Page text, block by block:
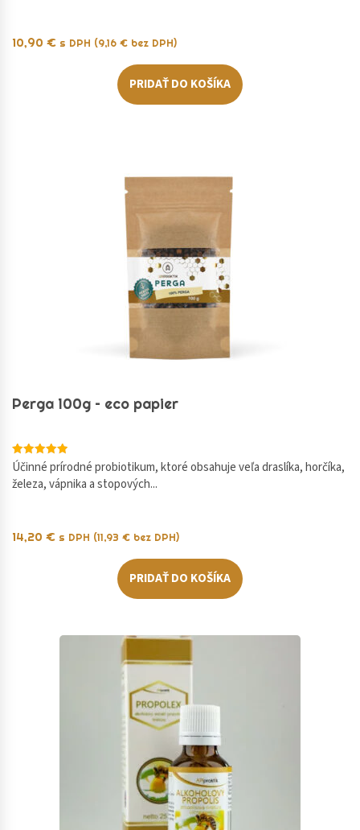
10,90 € s DPH (9,16 € bez DPH)
PRIDAŤ DO KOŠÍKA
Perga 100g – eco papier
Hodnotenie
5.00
z 5
Účinné prírodné probiotikum, ktoré obsahuje veľa draslíka, horčíka,
železa, vápnika a stopových...
14,20 € s DPH (11,93 € bez DPH)
PRIDAŤ DO KOŠÍKA